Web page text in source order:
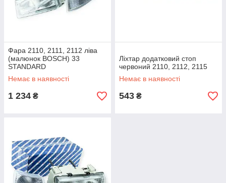
Фара 2110, 2111, 2112 ліва
(малюнок BOSCH) 33
STANDARD
Немає в наявності
1 234 ₴
Ліхтар додатковий стоп
червоний 2110, 2112, 2115
Немає в наявності
543 ₴